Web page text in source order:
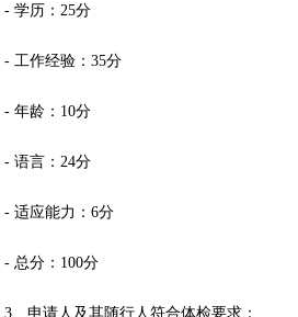
- 学历：25分
- 工作经验：35分
- 年龄：10分
- 语言：24分
- 适应能力：6分
- 总分：100分
3、申请人及其随行人符合体检要求；